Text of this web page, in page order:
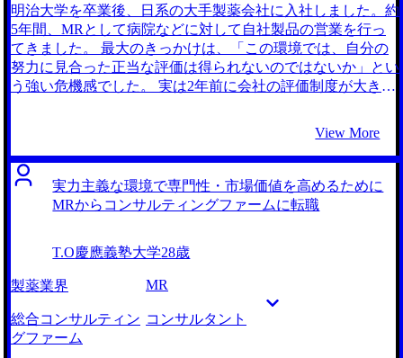
にありました。その上で、前職のマーケティング部の業務に
非常に大きなやりがいを感じていたため、いわゆる上流工程
の業務に携わりたいと考えていました。 経営層に近い視座
で戦略を練るプロセスに携わる中で、より本格的に組織の改
革や経営課題の解決に取り組みたいと考えるようになり、自
線で携わり、将来的には製薬業界全体の構造改革そのものの
一助となるような仕事がしたい。そうした目標を実現するた
めには、事業会社の中に留まるのではなく、外部から変革を
促すコンサルタントの道に進むことが最適解であると考えま
した。 MyVisionさんだけです。 MyVisionさんはコンサルテ
りましたので、転職に際して真っ先に思いつきました。当初
なエージェントさんと比較検討しようと考えていました。し
かし、実際に初回面談でお話しさせていただいた際、担当し
てくださった石崎さんの対応が非常に真摯であり、業界への
深い知見と私個人に向き合う姿勢に信頼を覚えました。この
明治大学を卒業後、日系の大手製薬会社に入社しました。約
5年間、MRとして病院などに対して自社製品の営業を行っ
てきました。 最大のきっかけは、「この環境では、自分の
努力に見合った正当な評価は得られないのではないか」とい
う強い危機感でした。 実は2年前に会社の評価制度が大きく
に入られているかどうか」という社内政治的な要素が色濃く
反映されるようになってしまったのです。 この評価制度の
改悪を機に、それまでは割り切っていた業務面に対しても疑
問を抱くようになりました。既存のルートを回り、決められ
市場価値は上がるのだろうか？」という、キャリアの発展性
のなさに対する不安が日に日に大きくなり、転職を決意しま
した。 MRで培った経験を土台に、自分の営業力を鍛え上げ
たかったことが背景にあります。M&A仲介業は無形商材を
扱い、かつ経営者を相手にする最高難度の営業環境だと考え
View More
実力主義な環境で専門性・市場価値を高めるために
MRからコンサルティングファームに転職
T.O慶應義塾大学28歳
製薬業界 MR
総合コンサルティン
グファーム
コンサルタント